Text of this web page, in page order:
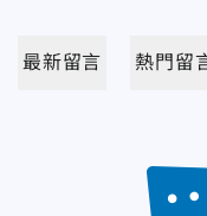
最新留言 熱門留